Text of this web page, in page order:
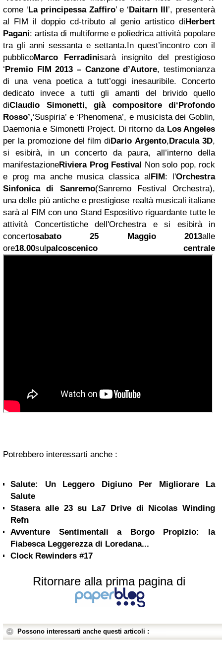
come ‘La principessa Zaffiro’ e ‘Daitarn III’, presenterà
al FIM il doppio cd-tributo al genio artistico diHerbert
Pagani: artista di multiforme e poliedrica attività popolare
tra gli anni sessanta e settanta.In quest’incontro con il
pubblicoMarco Ferradinisarà insignito del prestigioso
‘Premio FIM 2013 – Canzone d’Autore, testimonianza
di una vena poetica a tutt’oggi inesauribile. Concerto
dedicato invece a tutti gli amanti del brivido quello
diClaudio Simonetti, già compositore di‘Profondo
Rosso’,‘Suspiria’ e ‘Phenomena’, e musicista dei Goblin,
Daemonia e Simonetti Project. Di ritorno da Los Angeles
per la promozione del film diDario Argento,Dracula 3D,
si esibirà, in un concerto da paura, all’interno della
manifestazioneRiviera Prog Festival Non solo pop, rock
e prog ma anche musica classica alFIM: l'Orchestra
Sinfonica di Sanremo(Sanremo Festival Orchestra),
una delle più antiche e prestigiose realtà musicali italiane
sarà al FIM con uno Stand Espositivo riguardante tutte le
attività Concertistiche dell'Orchestra e si esibirà in
concertosabato 25 Maggio 2013alle
ore18.00sulpalcoscenico centrale
Potrebbero interessarti anche :
Salute: Un Leggero Digiuno Per Migliorare La
Salute
Stasera alle 23 su La7 Drive di Nicolas Winding
Refn
Avventure Sentimentali a Borgo Propizio: la
Fiabesca Leggerezza di Loredana...
Clock Rewinders #17
Ritornare alla prima pagina di
Possono interessarti anche questi articoli :